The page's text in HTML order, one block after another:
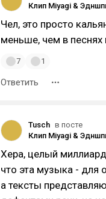
Чел, это просто
меньше, чем в песнях
7 1
Ответить
Tusch в посте
Хера, целый
что эта музыка - для
а тексты